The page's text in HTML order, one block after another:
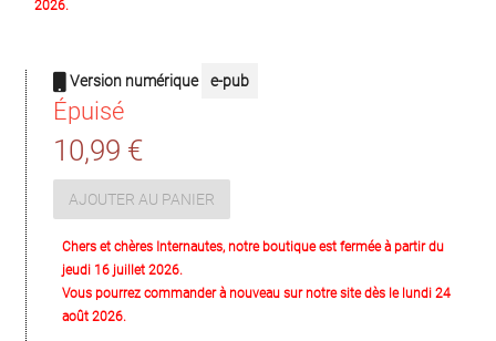
2026.
Version numérique e-pub
Épuisé
10,99 €
AJOUTER AU PANIER
Chers et chères Internautes, notre boutique est fermée à partir du
jeudi 16 juillet 2026.
Vous pourrez commander à nouveau sur notre site dès le lundi 24
août 2026.